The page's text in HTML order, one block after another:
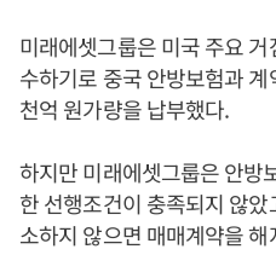
미래에셋그룹은 미국 주요
수하기로 중국 안방보험과
천억 원가량을 납부했다.
하지만 미래에셋그룹은 안방
한 선행조건이 충족되지 않
소하지 않으면 매매계약을